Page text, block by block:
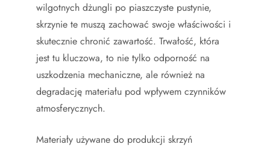
wilgotnych dżungli po piaszczyste pustynie,
skrzynie te muszą zachować swoje właściwości i
skutecznie chronić zawartość. Trwałość, która
jest tu kluczowa, to nie tylko odporność na
uszkodzenia mechaniczne, ale również na
degradację materiału pod wpływem czynników
atmosferycznych.
Materiały używane do produkcji skrzyń